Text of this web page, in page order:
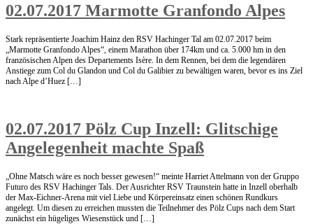
02.07.2017 Marmotte Granfondo Alpes
Stark repräsentierte Joachim Hainz den RSV Hachinger Tal am 02.07.2017 beim
„Marmotte Granfondo Alpes“, einem Marathon über 174km und ca. 5.000 hm in den
französischen Alpen des Departements Isère. In dem Rennen, bei dem die legendären
Anstiege zum Col du Glandon und Col du Galibier zu bewältigen waren, bevor es ins Ziel
nach Alpe d’Huez […]
02.07.2017 Pölz Cup Inzell: Glitschige
Angelegenheit machte Spaß
„Ohne Matsch wäre es noch besser gewesen!“ meinte Harriet Attelmann von der Gruppo
Futuro des RSV Hachinger Tals. Der Ausrichter RSV Traunstein hatte in Inzell oberhalb
der Max-Eichner-Arena mit viel Liebe und Körpereinsatz einen schönen Rundkurs
angelegt. Um diesen zu erreichen mussten die Teilnehmer des Pölz Cups nach dem Start
zunächst ein hügeliges Wiesenstück und […]